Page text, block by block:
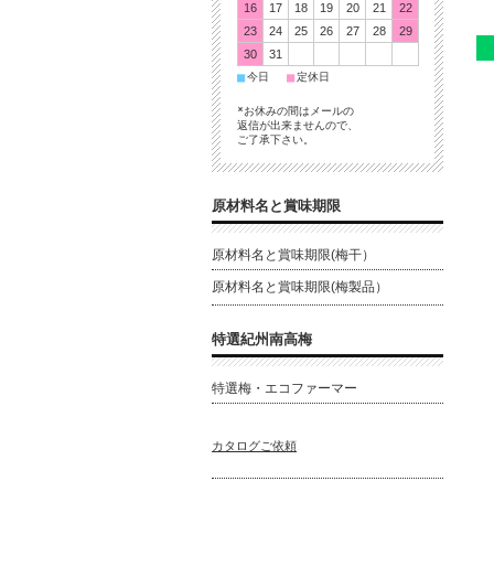
16
17 18 19 20 21
22
23
24 25 26 27 28
29
30
31
■今日 ■定休日
*お休みの間はメールの
返信が出来ませんので、
ご了承下さい。
原材料名と賞味期限
原材料名と賞味期限(梅干）
原材料名と賞味期限(梅製品）
特選紀州南高梅
特選梅・エコファーマー
カタログご依頼